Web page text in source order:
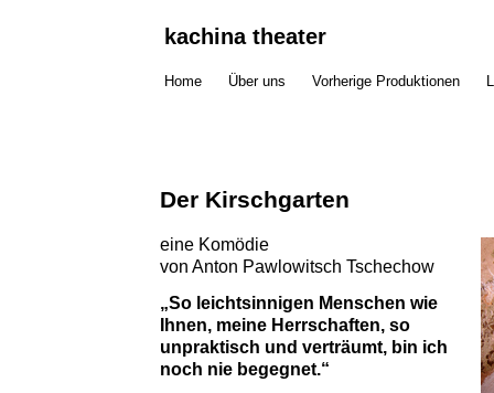
kachina theater
Home Über uns Vorherige Produktionen
Der Kirschgarten
eine Komödie
von Anton Pawlowitsch Tschechow
„So leichtsinnigen Menschen wie
Ihnen, meine Herrschaften, so
unpraktisch und verträumt, bin ich
noch nie begegnet.“